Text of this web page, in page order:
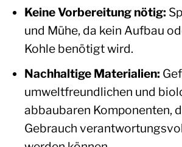
Keine Vorbereitung nötig:
und Mühe, da kein Aufbau
Kohle benötigt wird.
Nachhaltige Materialien:
umweltfreundlichen und
abbaubaren Komponenten,
Gebrauch